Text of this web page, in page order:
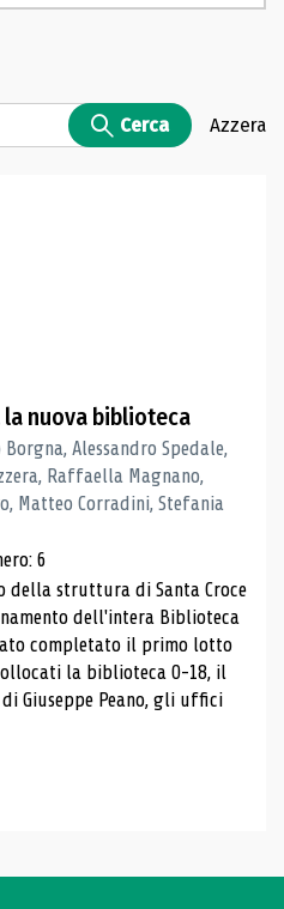
Cerca Azzera
la nuova biblioteca
Alessandro Spedale,
Raffaella Magnano,
Matteo Corradini, Stefania
6
struttura di Santa Croce
dell'intera Biblioteca
completato il primo lotto
la biblioteca 0-18, il
Giuseppe Peano, gli uffici